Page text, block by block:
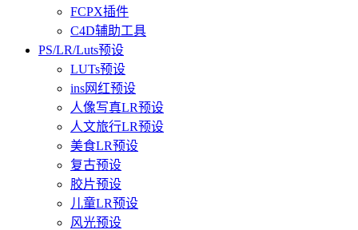
FCPX插件
C4D辅助工具
PS/LR/Luts预设
LUTs预设
ins网红预设
人像写真LR预设
人文旅行LR预设
美食LR预设
复古预设
胶片预设
儿童LR预设
风光预设